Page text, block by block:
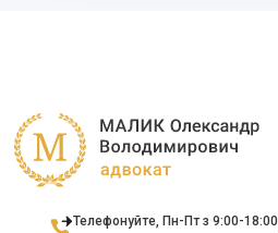
Телефонуйте, Пн-Пт з 9:00-18:00